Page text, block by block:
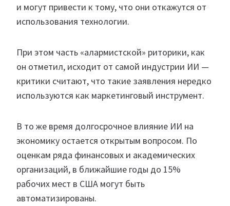
и могут привести к тому, что они откажутся от
использования технологии.
При этом часть «алармистской» риторики, как
он отметил, исходит от самой индустрии ИИ —
критики считают, что такие заявления нередко
используются как маркетинговый инструмент.
В то же время долгосрочное влияние ИИ на
экономику остается открытым вопросом. По
оценкам ряда финансовых и академических
организаций, в ближайшие годы до 15%
рабочих мест в США могут быть
автоматизированы.